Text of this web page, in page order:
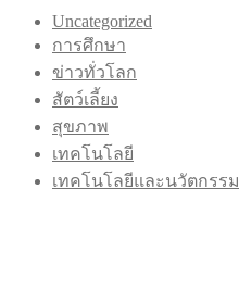
Uncategorized
การศึกษา
ข่าวทั่วโลก
สัตว์เลี้ยง
สุขภาพ
เทคโนโลยี
เทคโนโลยีและนวัตกรรม